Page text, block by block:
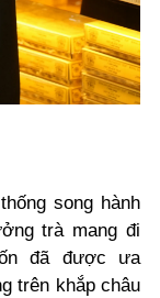
song hành
trà mang đi
đã được ưa
trên khắp châu